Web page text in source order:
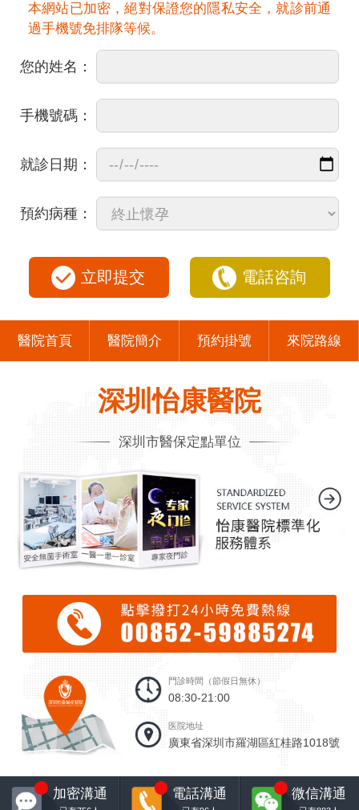
本網站已加密，絕對保證您的隱私安全，就診前通
過手機號免排隊等候。
您的姓名：
手機號碼：
就診日期：
預約病種：
立即提交 電話咨詢
醫院首頁 醫院簡介 預約掛號 來院路線
深圳怡康醫院
深圳市醫保定點單位
門診時間（節假日無休）
08:30-21:00
医院地址
廣東省深圳市羅湖區紅桂路1018號
加密溝通 電話溝通 微信溝通